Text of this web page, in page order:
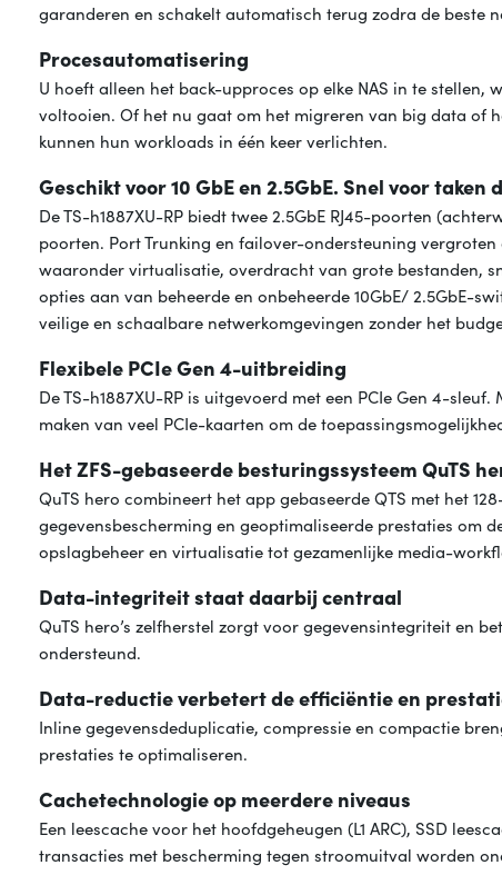
garanderen en schakelt automatisch terug zodra de beste
Procesautomatisering
U hoeft alleen het back-upproces op elke NAS in te
voltooien. Of het nu gaat om het migreren van big data of
kunnen hun workloads in één keer verlichten.
Geschikt voor 10 GbE en 2.5GbE. Snel voor
De TS-h1887XU-RP biedt twee 2.5GbE RJ45-poorten
poorten. Port Trunking en failover-ondersteuning
waaronder virtualisatie, overdracht van grote bestanden,
opties aan van beheerde en onbeheerde 10GbE/ 2.5GbE-
veilige en schaalbare netwerkomgevingen zonder het
Flexibele PCIe Gen 4-uitbreiding
De TS-h1887XU-RP is uitgevoerd met een PCIe Gen 4-
maken van veel PCIe-kaarten om de
Het ZFS-gebaseerde besturingssysteem QuTS
QuTS hero combineert het app gebaseerde QTS met het
gegevensbescherming en geoptimaliseerde prestaties om
opslagbeheer en virtualisatie tot gezamenlijke media-
Data-integriteit staat daarbij centraal
QuTS hero’s zelfherstel zorgt voor gegevensintegriteit en
ondersteund.
Data-reductie verbetert de efficiëntie en
Inline gegevensdeduplicatie, compressie en compactie
prestaties te optimaliseren.
Cachetechnologie op meerdere niveaus
Een leescache voor het hoofdgeheugen (L1 ARC), SSD
transacties met bescherming tegen stroomuitval worden